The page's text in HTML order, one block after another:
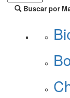
Buscar por